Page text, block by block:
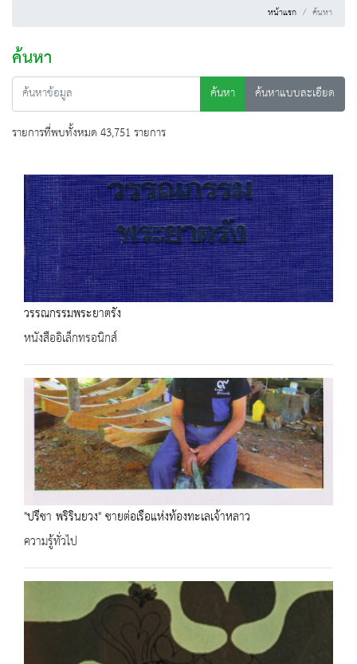
หน้าแรก ค้นหา
ค้นหา
ค้นหา
ค้นหาแบบละเอียด
รายการที่พบทั้งหมด 43,751 รายการ
วรรณกรรมพระยาตรัง
หนังสืออิเล็กทรอนิกส์
"ปรีชา พริรินยวง" ชายต่อเรือแห่งท้องทะเลเจ้าหลาว
ความรู้ทั่วไป